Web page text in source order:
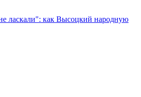
ласкали": как Высоцкий народную